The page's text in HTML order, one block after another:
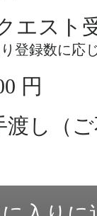
エスト
り登録数に応
円
し（